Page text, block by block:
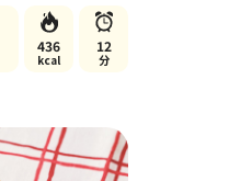
436
kcal
12
分